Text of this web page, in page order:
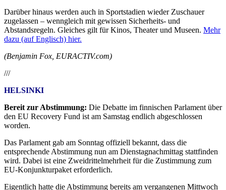
Darüber hinaus werden auch in Sportstadien wieder Zuschauer
zugelassen – wenngleich mit gewissen Sicherheits- und
Abstandsregeln. Gleiches gilt für Kinos, Theater und Museen. Mehr
dazu (auf Englisch) hier.
(Benjamin Fox, EURACTIV.com)
///
HELSINKI
Bereit zur Abstimmung: Die Debatte im finnischen Parlament über
den EU Recovery Fund ist am Samstag endlich abgeschlossen
worden.
Das Parlament gab am Sonntag offiziell bekannt, dass die
entsprechende Abstimmung nun am Dienstagnachmittag stattfinden
wird. Dabei ist eine Zweidrittelmehrheit für die Zustimmung zum
EU-Konjunkturpaket erforderlich.
Eigentlich hatte die Abstimmung bereits am vergangenen Mittwoch